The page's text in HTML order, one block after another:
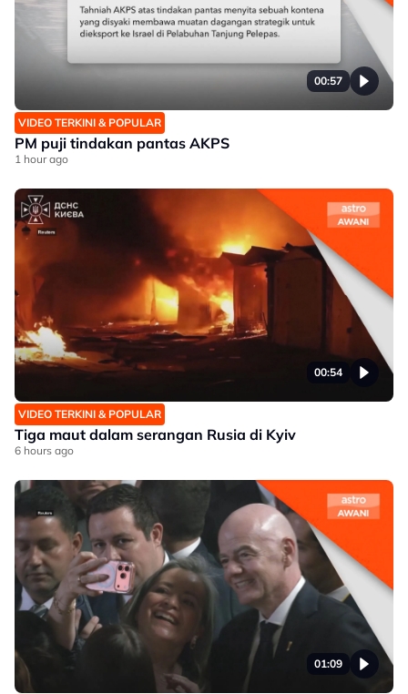
00:57
VIDEO TERKINI & POPULAR
PM puji tindakan pantas AKPS
1 hour ago
00:54
VIDEO TERKINI & POPULAR
Tiga maut dalam serangan Rusia di Kyiv
6 hours ago
01:09